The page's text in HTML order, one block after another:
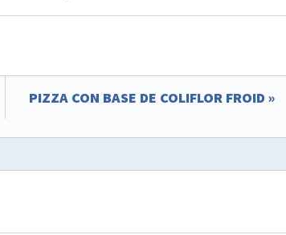
PIZZA CON BASE DE COLIFLOR FROID »